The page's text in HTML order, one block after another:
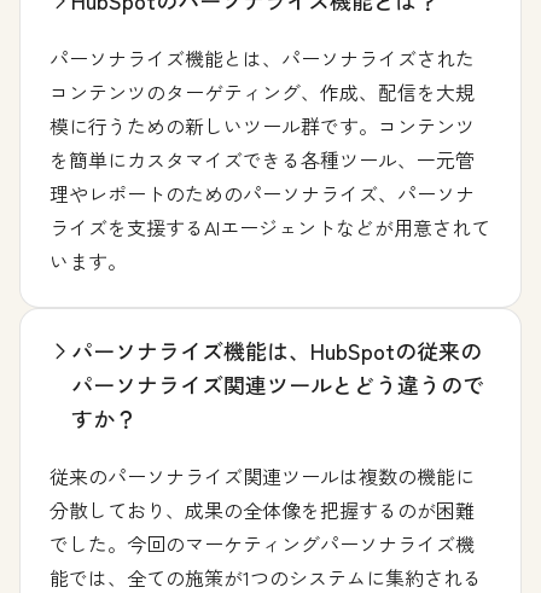
パーソナライズ機能とは、パーソナライズされた
コンテンツのターゲティング、作成、配信を大規
模に行うための新しいツール群です。コンテンツ
を簡単にカスタマイズできる各種ツール、一元管
理やレポートのためのパーソナライズ、パーソナ
ライズを支援するAIエージェントなどが用意されて
います。
パーソナライズ機能は、HubSpotの従来の
パーソナライズ関連ツールとどう違うので
すか？
従来のパーソナライズ関連ツールは複数の機能に
分散しており、成果の全体像を把握するのが困難
でした。今回のマーケティングパーソナライズ機
能では、全ての施策が1つのシステムに集約される